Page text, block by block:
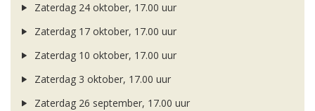
Zaterdag 24 oktober, 17.00 uur
Zaterdag 17 oktober, 17.00 uur
Zaterdag 10 oktober, 17.00 uur
Zaterdag 3 oktober, 17.00 uur
Zaterdag 26 september, 17.00 uur